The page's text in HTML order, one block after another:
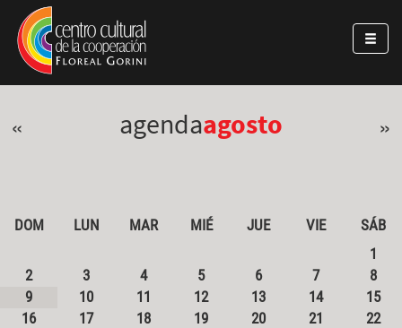
Pasar al contenido principal
Jump to main content
« agendaagosto »
DOM LUN MAR MIÉ JUE VIE
SÁB
1
2
3 4 5 6 7
8
9
10 11 12 13 14
15
16
17 18 19 20 21
22